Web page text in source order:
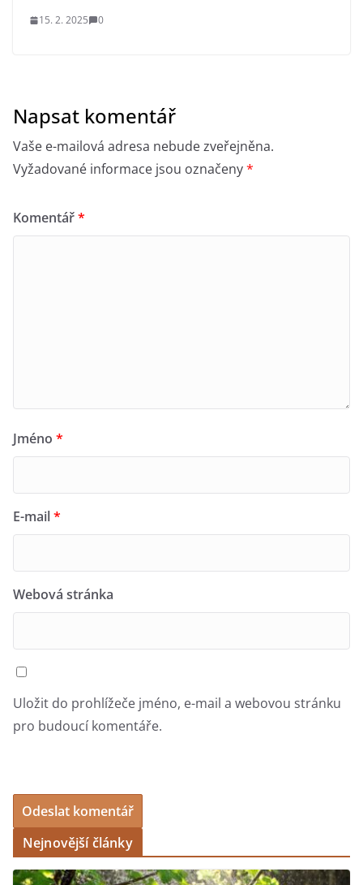
15. 2. 2025 0
Napsat komentář
Vaše e-mailová adresa nebude zveřejněna.
Vyžadované informace jsou označeny*
Komentář*
Jméno *
E-mail*
Webová stránka
Uložit do prohlížeče jméno, e-mail a webovou stránku
pro budoucí komentáře.
Nejnovější články